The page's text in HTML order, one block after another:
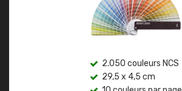
2.050 couleurs NCS
29,5 x 4,5 cm